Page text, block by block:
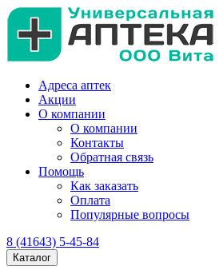
Адреса аптек
Акции
О компании
О компании
Контакты
Обратная связь
Помощь
Как заказать
Оплата
Популярные вопросы
8 (41643) 5-45-84
Каталог